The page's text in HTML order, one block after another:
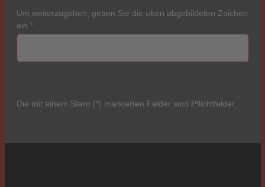
Um weiterzugehen, geben Sie die oben abgebildeten Zeichen
ein *
Die mit einem Stern (*) markierten Felder sind Pflichtfelder.